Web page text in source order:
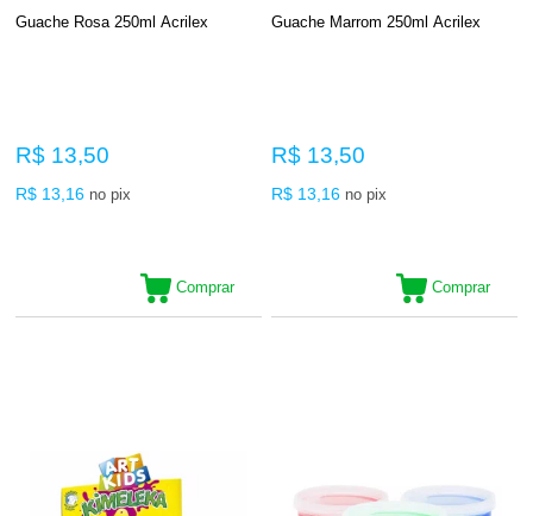
Guache Rosa 250ml Acrilex
R$ 13,50
R$ 13,16 no pix
Comprar
Guache Marrom 250ml Acrilex
R$ 13,50
R$ 13,16 no pix
Comprar